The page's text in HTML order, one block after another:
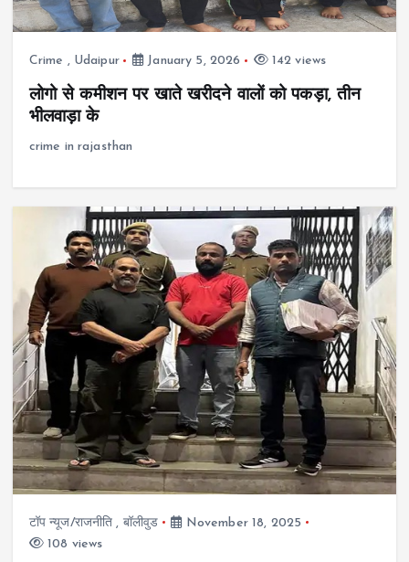
Crime , Udaipur January 5, 2026 142 views
लोगो से कमीशन पर खाते खरीदने वालों को पकड़ा, तीन
भीलवाड़ा के
crime in rajasthan
टॉप न्यूज/राजनीति , बॉलीवुड
November 18, 2025
108 views